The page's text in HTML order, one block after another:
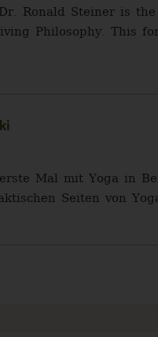
Ronald Steiner is
Philosophy. This
Mal mit Yoga in
Seiten von